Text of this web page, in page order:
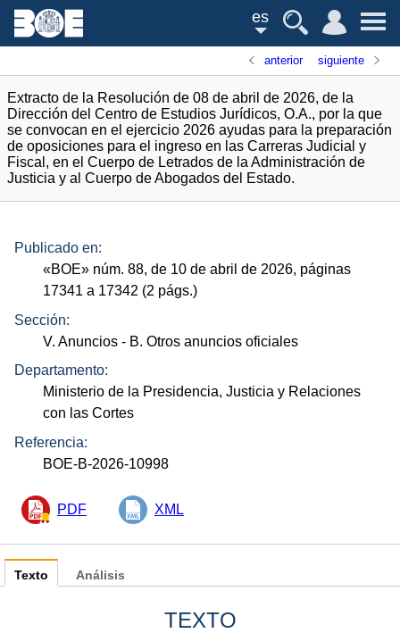
es
anterior siguiente
Extracto de la Resolución de 08 de abril de 2026, de la
Dirección del Centro de Estudios Jurídicos, O.A., por la que
se convocan en el ejercicio 2026 ayudas para la preparación
de oposiciones para el ingreso en las Carreras Judicial y
Fiscal, en el Cuerpo de Letrados de la Administración de
Justicia y al Cuerpo de Abogados del Estado.
Publicado en:
«BOE» núm. 88, de 10 de abril de 2026, páginas
17341 a 17342 (2 págs.)
Sección:
V. Anuncios - B. Otros anuncios oficiales
Departamento:
Ministerio de la Presidencia, Justicia y Relaciones
con las Cortes
Referencia:
BOE-B-2026-10998
PDF XML
Texto
TEXTO
Análisis